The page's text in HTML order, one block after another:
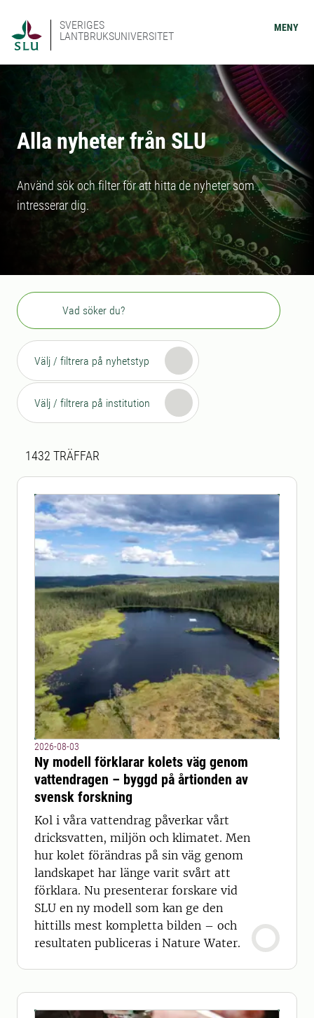
SVERIGES
LANTBRUKSUNIVERSITET
MENY
Alla nyheter från SLU
Använd sök och filter för att hitta de nyheter som
intresserar dig.
Sök
Välj / filtrera på nyhetstyp
Välj / filtrera på institution
Sökresultat
1432 TRÄFFAR
2026-08-03
Ny modell förklarar kolets väg genom
vattendragen – byggd på årtionden av
svensk forskning
Kol i våra vattendrag påverkar vårt
dricksvatten, miljön och klimatet. Men
hur kolet förändras på sin väg genom
landskapet har länge varit svårt att
förklara. Nu presenterar forskare vid
SLU en ny modell som kan ge den
hittills mest kompletta bilden – och
resultaten publiceras i Nature Water.